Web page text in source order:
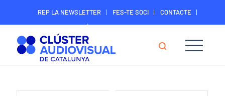
REP LA NEWSLETTER FES-TE SOCI
CONTACTE
ÀREA DIGITAL SOCIS